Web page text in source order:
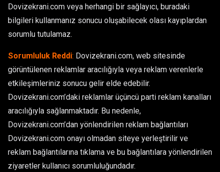
Dovizekrani.com veya herhangi bir sağlayıcı, buradaki
bilgileri kullanmanız sonucu oluşabilecek olası kayıplardan
sorumlu tutulamaz.
Sorumluluk Reddi: Dovizekrani.com, web sitesinde
görüntülenen reklamlar aracılığıyla veya reklam verenlerle
etkileşimleriniz sonucu gelir elde edebilir.
Dovizekrani.com’daki reklamlar üçüncü parti reklam kanalları
aracılığıyla sağlanmaktadır. Bu nedenle,
Dovizekrani.com’dan yönlendirilen reklam bağlantıları
Dovizekrani.com onayı olmadan siteye yerleştirilir ve
reklam bağlantılarına tıklama ve bu bağlantılara yönlendirilen
ziyaretler kullanıcı sorumluluğundadır.